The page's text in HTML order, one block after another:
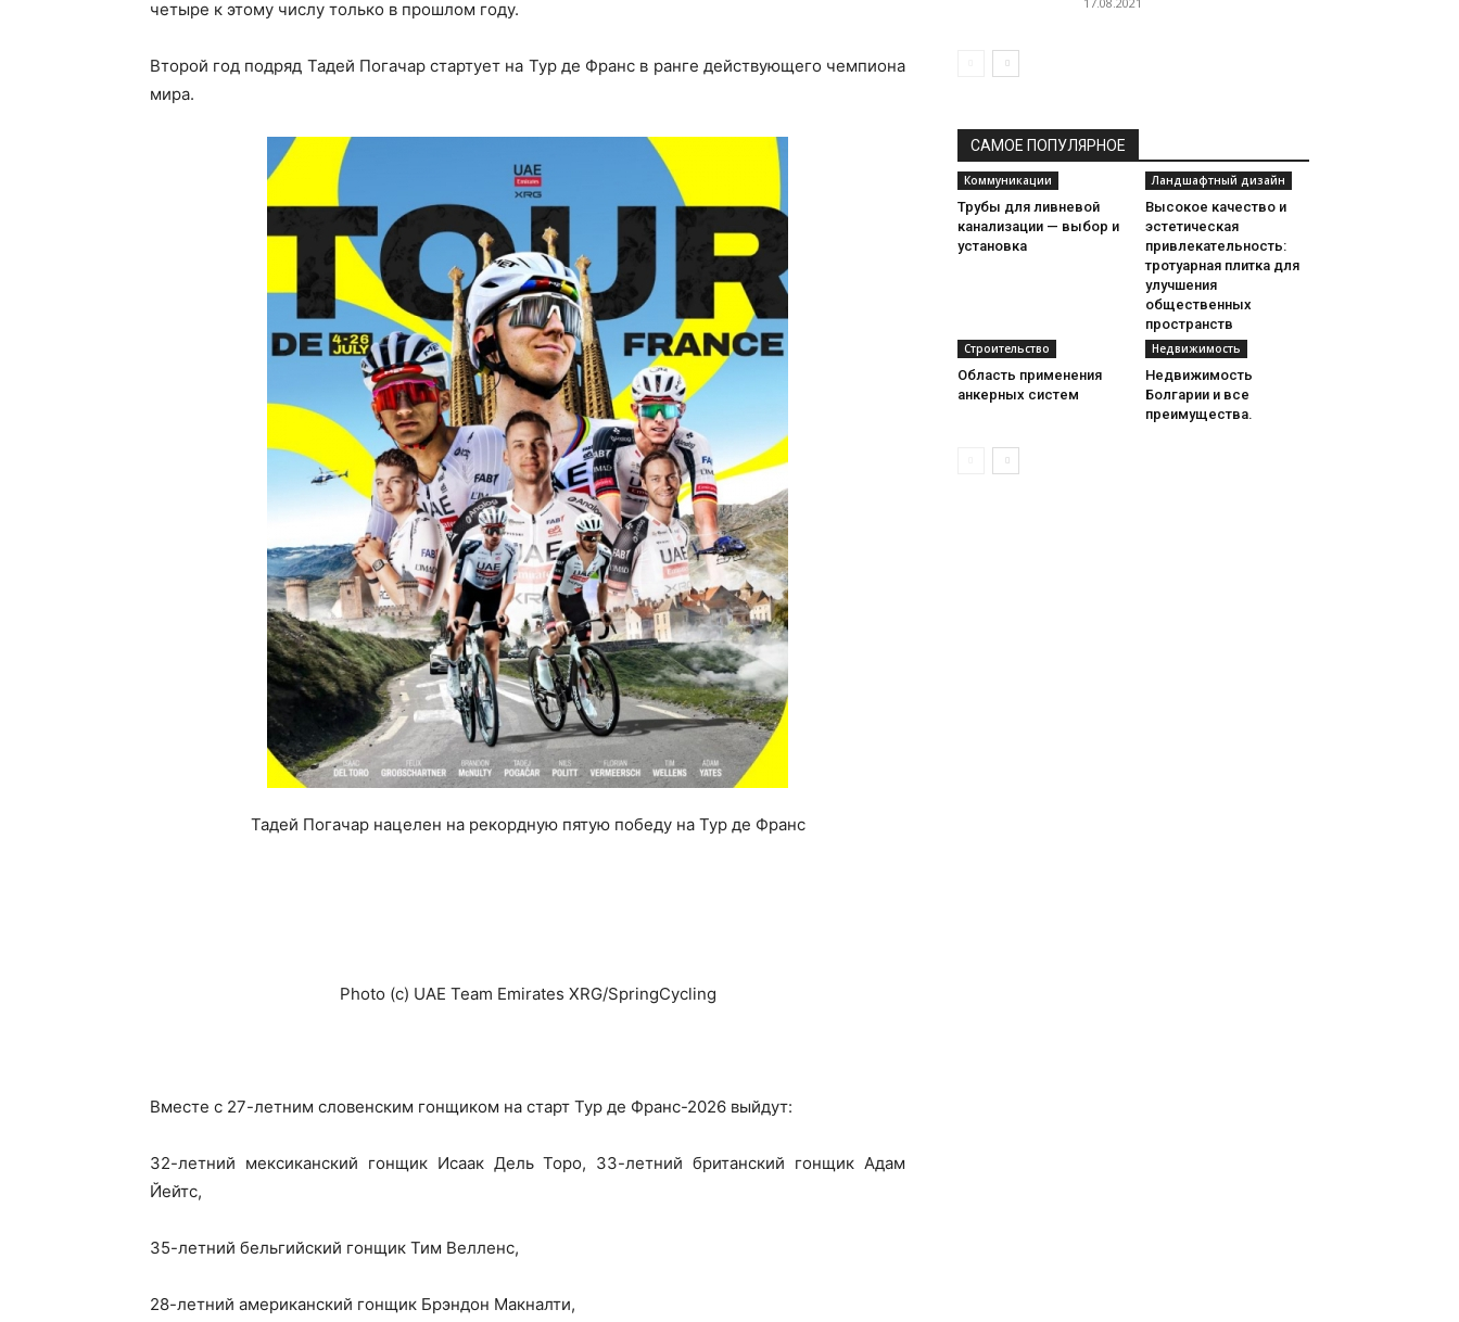
четыре к этому числу только в прошлом году.
Второй год подряд Тадей Погачар стартует на Тур де Франс в ранге действующего чемпиона
мира.
Тадей Погачар нацелен на рекордную пятую победу на Тур де Франс
Photo (c) UAE Team Emirates XRG/SpringCycling
Вместе с 27-летним словенским гонщиком на старт Тур де Франс-2026 выйдут:
32-летний мексиканский гонщик Исаак Дель Торо, 33-летний британский гонщик Адам
Йейтс,
35-летний бельгийский гонщик Тим Велленс,
28-летний американский гонщик Брэндон Макналти,
САМОЕ ПОПУЛЯРНОЕ
Коммуникации
Трубы для ливневой
канализации — выбор и
установка
Ландшафтный дизайн
Высокое качество и
эстетическая
привлекательность:
тротуарная плитка для
улучшения
общественных
пространств
Строительство
Область применения
анкерных систем
Недвижимость
Недвижимость
Болгарии и все
преимущества.